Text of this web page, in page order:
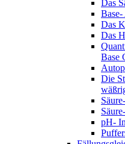
Das
Das
Das
Base
Die
pH-